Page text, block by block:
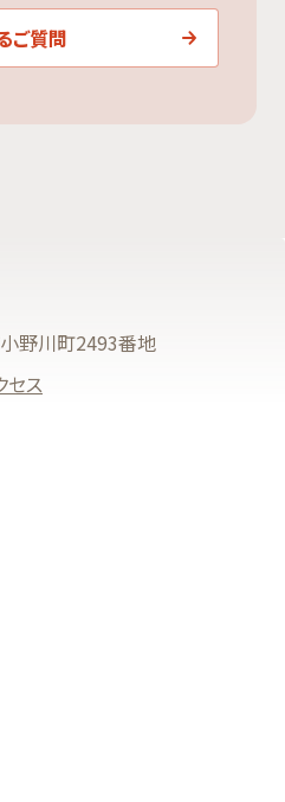
ご質問
野川町2493番地
セス